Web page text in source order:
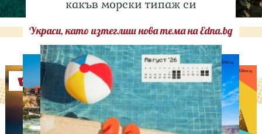
какъв морски типаж си
Украси, като изтеглиш нова тема на Edna.bg
Оферти
ЛЮБОПИТНО